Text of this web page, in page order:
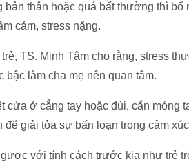
thân hoặc quá bất thường thì bố
cảm, stress nặng.
TS. Minh Tâm cho rằng, stress
bậc làm cha mẹ nên quan tâm.
ở cẳng tay hoặc đùi, cắn móng
giải tỏa sự bấn loạn trong cảm
với tính cách trước kia như trẻ